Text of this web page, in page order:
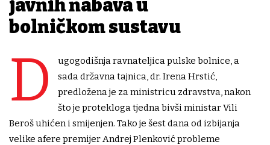
javnih nabava u
bolničkom sustavu
D
ugogodišnja ravnateljica pulske bolnice, a
sada državna tajnica, dr. Irena Hrstić,
predložena je za ministricu zdravstva, nakon
što je protekloga tjedna bivši ministar Vili
Beroš uhićen i smijenjen. Tako je šest dana od izbijanja
velike afere premijer Andrej Plenković probleme